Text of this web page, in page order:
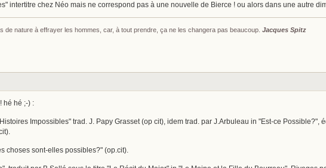
intertitre chez Néo mais ne correspond pas à une nouvelle de Bierce ! ou alors dans une autre
de nature à effrayer les hommes, car, à tout prendre, ça ne les changera pas beaucoup. Jacques Spitz
hé hé ;-) :
Impossibles" trad. J. Papy Grasset (op cit), idem trad. par J.Arbuleau in "Est-ce Possible?",
choses sont-elles possibles?" (op.cit).